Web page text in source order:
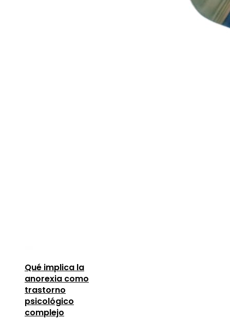
Qué implica la
anorexia como
trastorno
psicológico
complejo